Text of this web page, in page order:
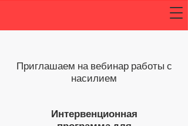
Приглашаем на вебинар работы с
насилием
Интервенционная